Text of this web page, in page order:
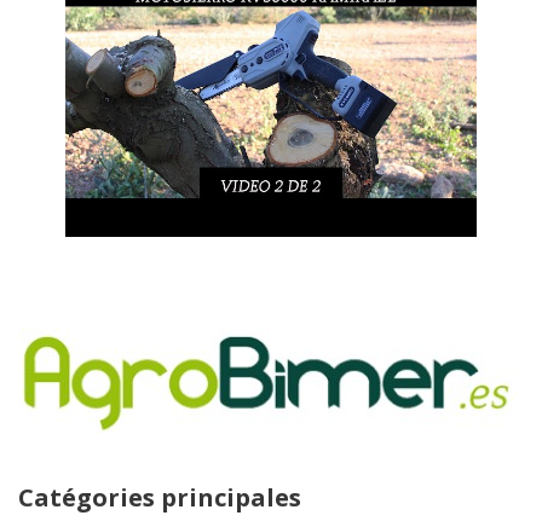
Catégories principales